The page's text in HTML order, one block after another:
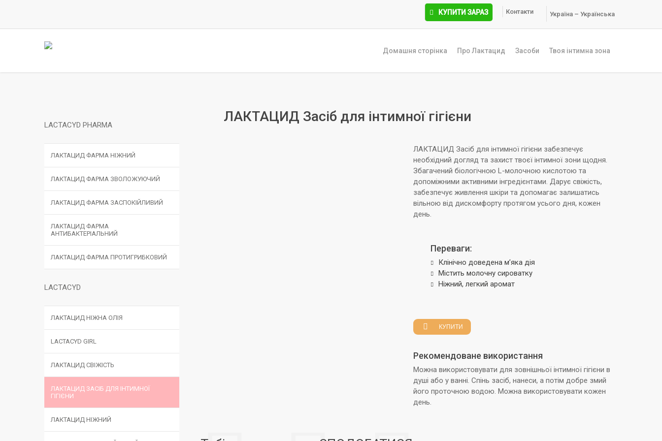
main
КУПИТИ ЗАРАЗ Контакти Україна – Українська
Домашня сторінка Про Лактацид Засоби Твоя інтимна зона
ЛАКТАЦИД Засіб для інтимної гігієни
ЛАКТАЦИД Засіб для інтимної гігієни забезпечує
необхідний догляд та захист твоєї інтимної зони щодня.
Збагачений біологічною L-молочною кислотою та
допоміжними активними інгредієнтами. Дарує свіжість,
забезпечує живлення шкіри та допомагає залишатись
вільною від дискомфорту протягом усього дня, кожен
день.
Переваги:
Клінічно доведена м’яка дія
Містить молочну сироватку
Ніжний, легкий аромат
КУПИТИ
Рекомендоване використання
Можна використовувати для зовнішньої інтимної гігієни в
душі або у ванні. Спінь засіб, нанеси, а потім добре змий
його проточною водою. Можна використовувати кожен
день.
LACTACYD PHARMA
ЛАКТАЦИД ФАРМА НІЖНИЙ
ЛАКТАЦИД ФАРМА ЗВОЛОЖУЮЧИЙ
ЛАКТАЦИД ФАРМА ЗАСПОКІЙЛИВИЙ
ЛАКТАЦИД ФАРМА
АНТИБАКТЕРІАЛЬНИЙ
ЛАКТАЦИД ФАРМА ПРОТИГРИБКОВИЙ
LACTACYD
ЛАКТАЦИД НІЖНА ОЛІЯ
LACTACYD GIRL
ЛАКТАЦИД СВІЖІСТЬ
ЛАКТАЦИД ЗАСІБ ДЛЯ ІНТИМНОЇ
ГІГІЄНИ
ЛАКТАЦИД НІЖНИЙ